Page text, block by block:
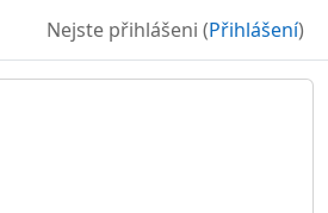
Nejste přihlášeni (Přihlášení)